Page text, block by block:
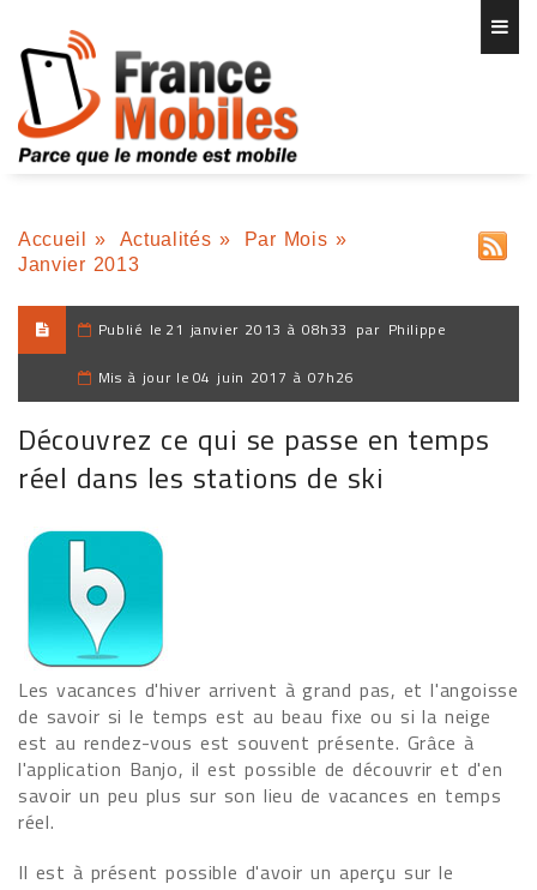
Accueil » Actualités » Par Mois »
Janvier 2013
Publié le 21 janvier 2013 à 08h33 par Philippe
Mis à jour le 04 juin 2017 à 07h26
Découvrez ce qui se passe en temps
réel dans les stations de ski
Les vacances d'hiver arrivent à grand pas, et l'angoisse
de savoir si le temps est au beau fixe ou si la neige
est au rendez-vous est souvent présente. Grâce à
l'application Banjo, il est possible de découvrir et d'en
savoir un peu plus sur son lieu de vacances en temps
réel.
Il est à présent possible d'avoir un aperçu sur le